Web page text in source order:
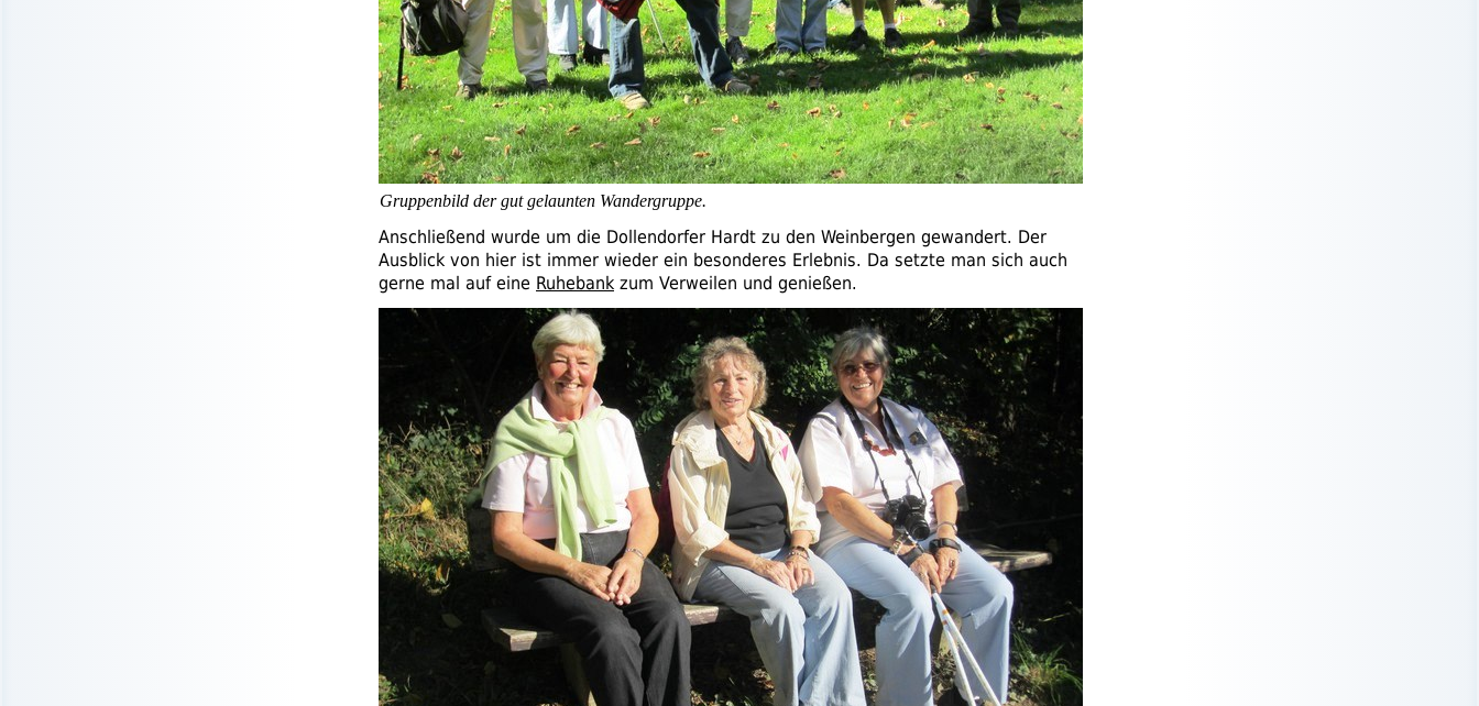
Gruppenbild der gut gelaunten Wandergruppe.
Anschließend wurde um die Dollendorfer Hardt zu den Weinbergen gewandert. Der
Ausblick von hier ist immer wieder ein besonderes Erlebnis. Da setzte man sich auch
gerne mal auf eine Ruhebank zum Verweilen und genießen.